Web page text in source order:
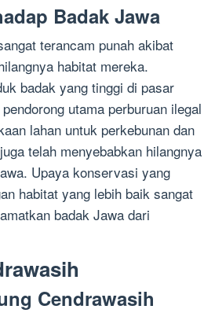
Badak Jawa
terancam punah akibat
habitat mereka.
badak yang tinggi di pasar
utama perburuan ilegal
lahan untuk perkebunan dan
telah menyebabkan hilangnya
Upaya konservasi yang
habitat yang lebih baik sangat
badak Jawa dari
Cendrawasih